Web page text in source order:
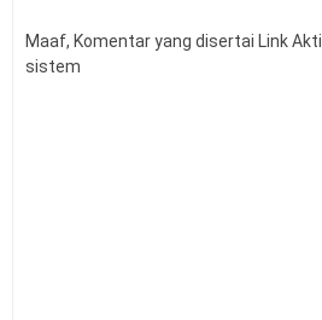
KMA Nomor 737 Tahun
Madrasah
Maaf, Komentar yang disertai Link
sistem